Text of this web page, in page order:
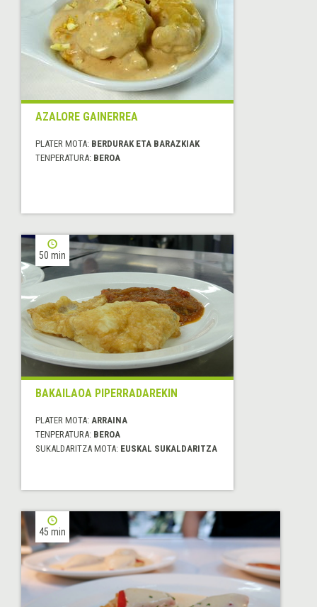
AZALORE GAINERREA
PLATER MOTA: BERDURAK ETA BARAZKIAK
TENPERATURA: BEROA
50 min
BAKAILAOA PIPERRADAREKIN
PLATER MOTA: ARRAINA
TENPERATURA: BEROA
SUKALDARITZA MOTA: EUSKAL SUKALDARITZA
45 min